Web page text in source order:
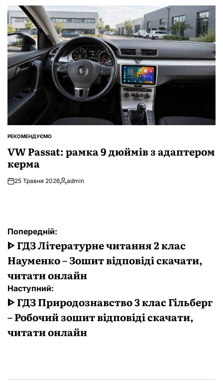
ОПУБЛІКУВАТИ
РЕКОМЕНДУЄМО
VW Passat: рамка 9 дюймів з адаптером
керма
25 Травня 2026Опубліковано
admin
Навігація
записів
Попередній:
ᐈ ГДЗ Літературне читання 2 клас
Науменко – Зошит відповіді скачати,
читати онлайн
Наступний:
ᐈ ГДЗ Природознавство 3 клас Гільберг
– Робочий зошит відповіді скачати,
читати онлайн